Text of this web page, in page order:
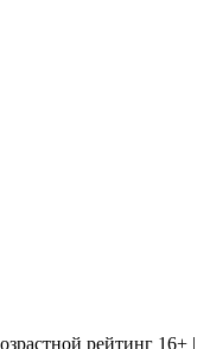
рейтинг 16+ |